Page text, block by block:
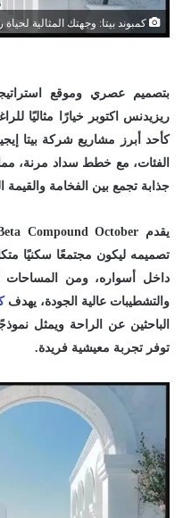
كمبوند بيتا: وجهتك المثالية لحياة
بتصميم عصري وموقع
ريزيدنس اكتوبر خيارًا مثاليًا
كأحد أبرز مشاريع شركة بيتا
جذابة تجمع بين الفخامة والقيمة
تصميمه ليكون مجتمعًا سكنيًا
داخل أسواره، ومن المساحات
والتشطيبات عالية الجودة، يهدف
الباحثين عن الراحة ويمثل
توفر تجربة معيشية فريدة.